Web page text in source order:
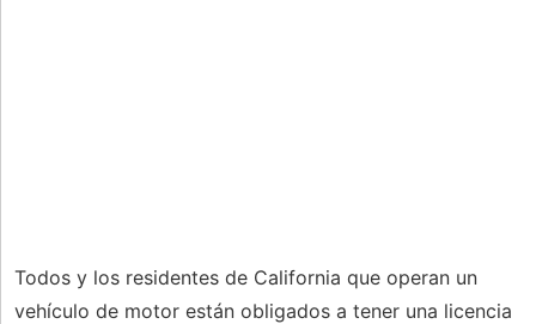
Todos y los residentes de California que operan un
vehículo de motor están obligados a tener una licencia